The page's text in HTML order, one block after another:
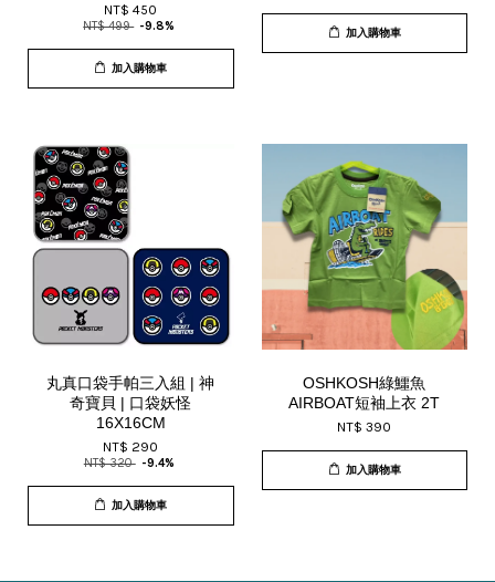
NT$ 450
NT$ 499 -9.8%
加入購物車
加入購物車
丸真口袋手帕三入組 | 神
奇寶貝 | 口袋妖怪
16X16CM
NT$ 290
NT$ 320 -9.4%
加入購物車
OSHKOSH綠鱷魚
AIRBOAT短袖上衣 2T
NT$ 390
加入購物車